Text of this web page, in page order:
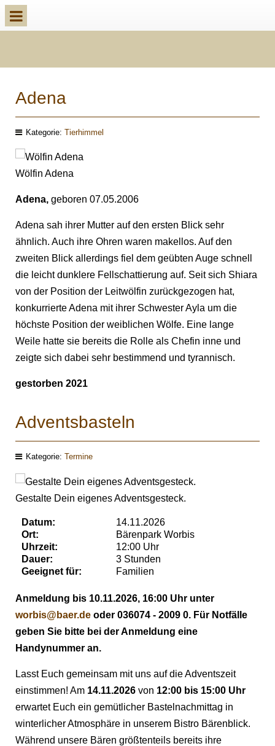
Adena
Kategorie: Tierhimmel
Wölfin Adena
Adena, geboren 07.05.2006
Adena sah ihrer Mutter auf den ersten Blick sehr
ähnlich. Auch ihre Ohren waren makellos. Auf den
zweiten Blick allerdings fiel dem geübten Auge schnell
die leicht dunklere Fellschattierung auf. Seit sich Shiara
von der Position der Leitwölfin zurückgezogen hat,
konkurrierte Adena mit ihrer Schwester Ayla um die
höchste Position der weiblichen Wölfe. Eine lange
Weile hatte sie bereits die Rolle als Chefin inne und
zeigte sich dabei sehr bestimmend und tyrannisch.
gestorben 2021
Adventsbasteln
Kategorie: Termine
Gestalte Dein eigenes Adventsgesteck.
Datum:
14.11.2026
Ort:
Bärenpark Worbis
Uhrzeit:
12:00 Uhr
Dauer:
3 Stunden
Geeignet für:
Familien
Anmeldung bis 10.11.2026, 16:00 Uhr unter
worbis@baer.de oder 036074 - 2009 0. Für Notfälle
geben Sie bitte bei der Anmeldung eine
Handynummer an.
Lasst Euch gemeinsam mit uns auf die Adventszeit
einstimmen! Am 14.11.2026 von 12:00 bis 15:00 Uhr
erwartet Euch ein gemütlicher Bastelnachmittag in
winterlicher Atmosphäre in unserem Bistro Bärenblick.
Während unsere Bären größtenteils bereits ihre